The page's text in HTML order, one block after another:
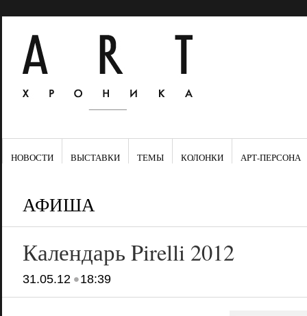
НОВОСТИ ВЫСТАВКИ ТЕМЫ КОЛОНКИ АРТ-ПЕРСОНА
АФИША
Календарь Pirelli 2012
31.05.12•18:39